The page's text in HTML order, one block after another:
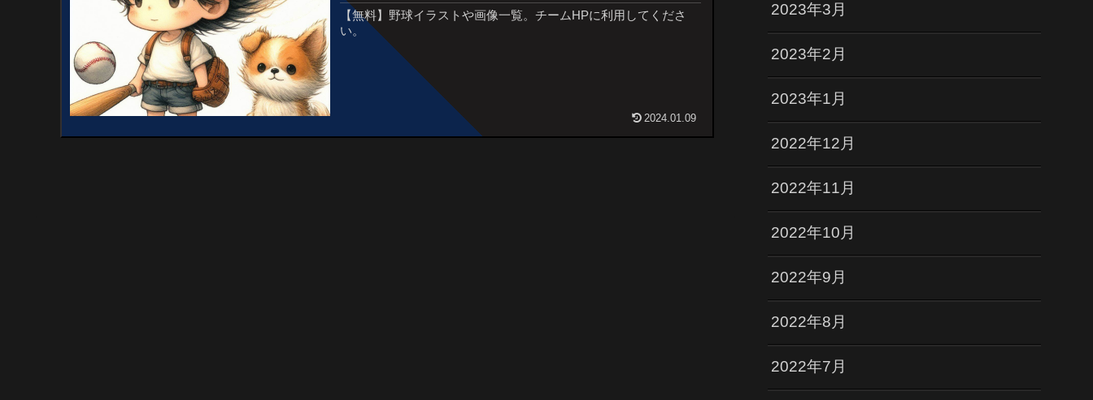
【無料】野球イラストや画像一覧。チームHPに利用してくださ
い。
2024.01.09
2023年3月
2023年2月
2023年1月
2022年12月
2022年11月
2022年10月
2022年9月
2022年8月
2022年7月